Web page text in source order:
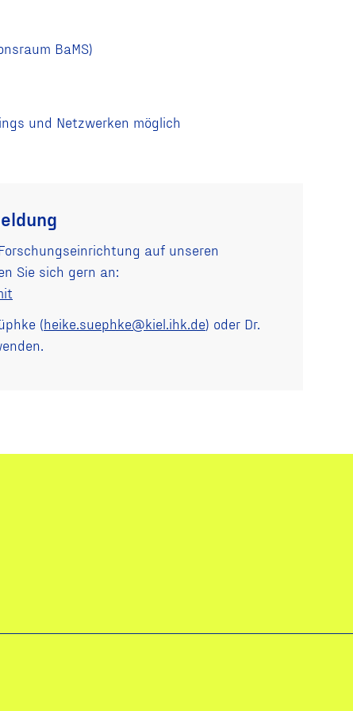
BaMS)
und Netzwerken möglich
auf unseren
Sie sich gern an:
(heike.suephke@kiel.ihk.de) oder Dr.